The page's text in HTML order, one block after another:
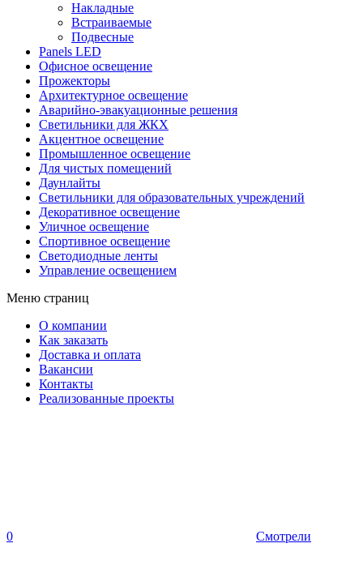
Накладные
Встраиваемые
Подвесные
Panels LED
Офисное освещение
Прожекторы
Архитектурное освещение
Аварийно-эвакуационные решения
Светильники для ЖКХ
Акцентное освещение
Промышленное освещение
Для чистых помещений
Даунлайты
Светильники для образовательных учреждений
Декоративное освещение
Уличное освещение
Спортивное освещение
Светодиодные ленты
Управление освещением
Меню страниц
О компании
Как заказать
Доставка и оплата
Вакансии
Контакты
Реализованные проекты
0 Смотрели